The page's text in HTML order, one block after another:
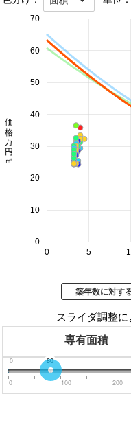
0 5
0
10
20
30
40
50
60
70
価格 万円/㎡
築年数に対す
スライダ調整
専有面積
0 80
0 100 200